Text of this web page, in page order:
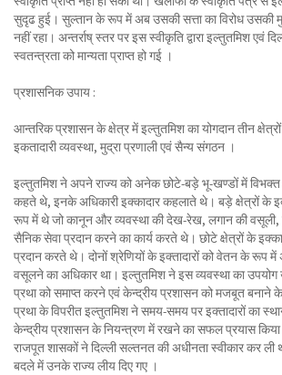
सुदृढ हुई। सुल्तान के रूप में अब उसकी सत्ता का विरोध उसकी
नहीं रहा। अन्तर्राष् स्तर पर इस स्वीकृति द्वारा इल्तुतमिश एवं
स्वतन्त्रता को मान्यता प्राप्त हो गई ।
प्रशासनिक उपाय :
आन्तरिक प्रशासन के क्षेत्र में इल्तुतमिश का योगदान तीन
इकतादारी व्यवस्था, मुद्रा प्रणाली एवं सैन्य संगठन ।
इल्तुतमिश ने अपने राज्य को अनेक छोटे-बड़े भू-खण्डों में विभक्त
कहते थे, इनके अधिकारी इक्कादार कहलाते थे। बड़े क्षेत्रों के
रूप में थे जो कानून और व्यवस्था की देख-रेख, लगान की
सैनिक सेवा प्रदान करने का कार्य करते थे। छोटे क्षेत्रों के
प्रदान करते थे। दोनों श्रेणियों के इक्तादारों को वेतन के रूप
वसूलने का अधिकार था। इल्तुतमिश ने इस व्यवस्था का उपयोग
प्रथा को समाप्त करने एवं केन्द्रीय प्रशासन को मजबूत बनाने के
प्रथा के विपरीत इल्तुतमिश ने समय-समय पर इक्तादारों का
केन्द्रीय प्रशासन के नियन्त्रण में रखने का सफल प्रयास
राजपूत शासकों ने दिल्ली सल्तनत की अधीनता स्वीकार कर ली
बदले में उनके राज्य लीय दिए गए ।